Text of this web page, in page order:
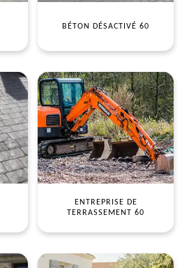
BÉTON DÉSACTIVÉ 60
ENTREPRISE DE
TERRASSEMENT 60